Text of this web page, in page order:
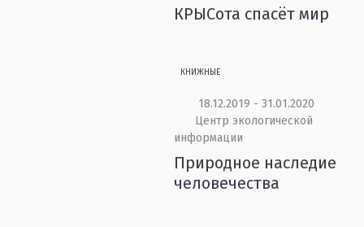
КРЫСота спасёт мир
КНИЖНЫЕ
18.12.2019 - 31.01.2020
Центр экологической
информации
Природное наследие
человечества